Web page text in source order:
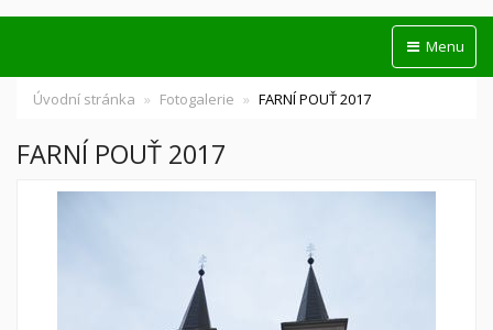
Menu
Úvodní stránka Fotogalerie FARNÍ POUŤ 2017
FARNÍ POUŤ 2017